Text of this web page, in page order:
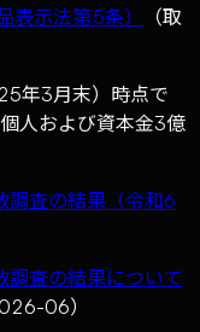
表示法第5条）
（取
年3月末）時点で
人および資本金3億
調査の結果（令和6
調査の結果について
06）